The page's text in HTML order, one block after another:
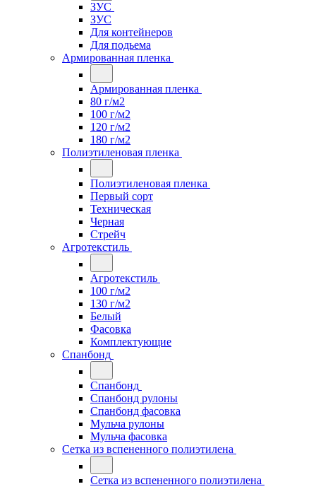
ЗУС
ЗУС
Для контейнеров
Для подьема
Армированная пленка
Армированная пленка
80 г/м2
100 г/м2
120 г/м2
180 г/м2
Полиэтиленовая пленка
Полиэтиленовая пленка
Первый сорт
Техническая
Черная
Стрейч
Агротекстиль
Агротекстиль
100 г/м2
130 г/м2
Белый
Фасовка
Комплектующие
Спанбонд
Спанбонд
Спанбонд рулоны
Спанбонд фасовка
Мульча рулоны
Мульча фасовка
Сетка из вспененного полиэтилена
Сетка из вспененного полиэтилена